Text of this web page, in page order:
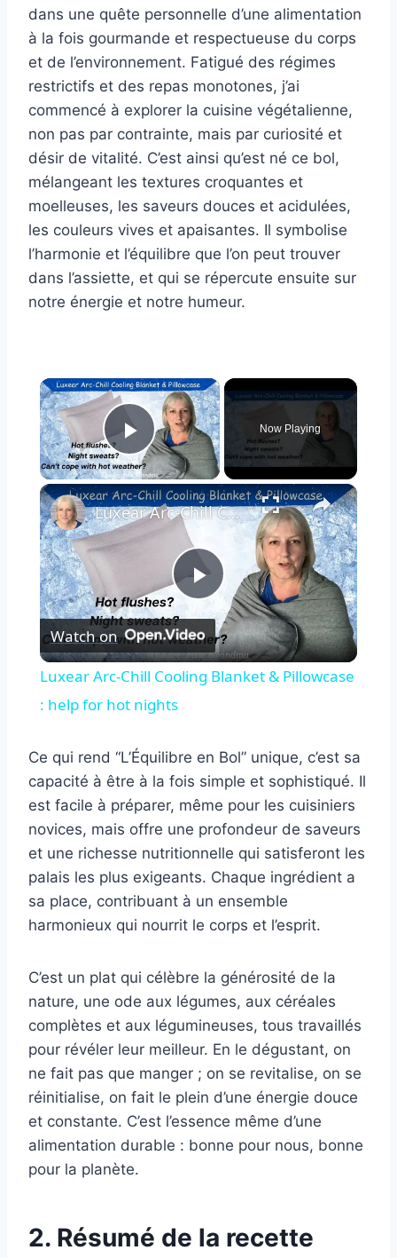
dans une quête personnelle d’une alimentation
à la fois gourmande et respectueuse du corps
et de l’environnement. Fatigué des régimes
restrictifs et des repas monotones, j’ai
commencé à explorer la cuisine végétalienne,
non pas par contrainte, mais par curiosité et
désir de vitalité. C’est ainsi qu’est né ce bol,
mélangeant les textures croquantes et
moelleuses, les saveurs douces et acidulées,
les couleurs vives et apaisantes. Il symbolise
l’harmonie et l’équilibre que l’on peut trouver
dans l’assiette, et qui se répercute ensuite sur
notre énergie et notre humeur.
×
Play Video
Now Playing
×
Play
Video
Luxear Arc-Chill Cooling Blanket & Pillowcase : help for hot nights
Watch on
Luxear Arc-Chill Cooling Blanket & Pillowcase
: help for hot nights
Ce qui rend “L’Équilibre en Bol” unique, c’est sa
capacité à être à la fois simple et sophistiqué. Il
est facile à préparer, même pour les cuisiniers
novices, mais offre une profondeur de saveurs
et une richesse nutritionnelle qui satisferont les
palais les plus exigeants. Chaque ingrédient a
sa place, contribuant à un ensemble
harmonieux qui nourrit le corps et l’esprit.
C’est un plat qui célèbre la générosité de la
nature, une ode aux légumes, aux céréales
complètes et aux légumineuses, tous travaillés
pour révéler leur meilleur. En le dégustant, on
ne fait pas que manger ; on se revitalise, on se
réinitialise, on fait le plein d’une énergie douce
et constante. C’est l’essence même d’une
alimentation durable : bonne pour nous, bonne
pour la planète.
2. Résumé de la recette